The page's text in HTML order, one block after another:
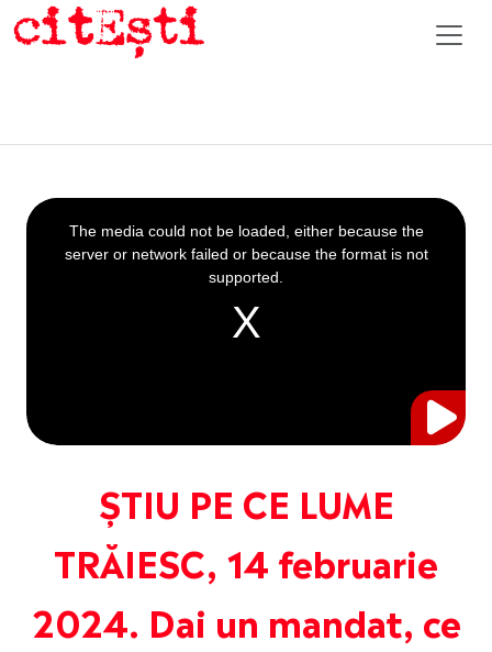
ȘTIU PE CE LUME
TRĂIESC, 14 februarie
2024. Dai un mandat, ce
This
is
a
The media could not be loaded, either because the
server or network failed or because the format is not
supported.